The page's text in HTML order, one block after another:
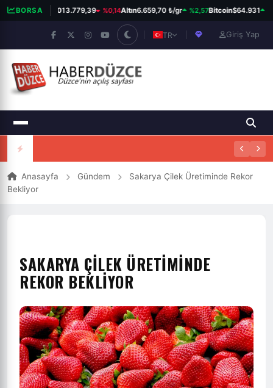
BORSA
BIST 100 13.779,39 %0,14Altın6.659,70 ₺/gr %2,57Bitcoin$64.931
TR Giriş Yap
Anasayfa Gündem
Sakarya Çilek Üretiminde Rekor
Bekliyor
SAKARYA ÇILEK ÜRETIMINDE
REKOR BEKLIYOR